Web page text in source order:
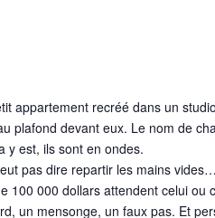
appartement recréé dans un
plafond devant eux. Le nom de
y est, ils sont en ondes.
pas dire repartir les mains
100 000 dollars attendent celui
un mensonge, un faux pas. Et